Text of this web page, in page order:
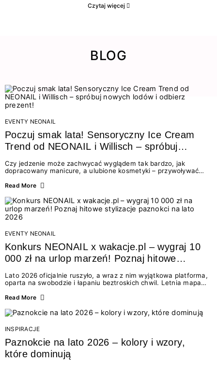
Czytaj więcej
BLOG
EVENTY NEONAIL
Poczuj smak lata! Sensoryczny Ice Cream
Trend od NEONAIL i Willisch – spróbuj
nowych lodów i odbierz prezent!
Czy jedzenie może zachwycać wyglądem tak bardzo, jak
dopracowany manicure, a ulubione kosmetyki – przywoływać
świata beauty i oszałamiających deserów to coś więcej niż
zmysłami: przez soczysty kolor, aksamitną teksturę,
orzeźwiający zapach i słodki akcent na podniebieniu. Tego lata
NEONAIL łączy siły z marką Willisch, tworząc unikalny projekt
na styku jedzenia i piękna....
Read More
EVENTY NEONAIL
Konkurs NEONAIL x wakacje.pl – wygraj 10
000 zł na urlop marzeń! Poznaj hitowe
Lato 2026 oficjalnie ruszyło, a wraz z nim wyjątkowa platforma,
oparta na swobodzie i łapaniu beztroskich chwil. Letnia mapa
doświadczenia wakacji – od spontanicznych wyjazdów, przez
Motywem przewodnim jest eksplorowanie i kolekcjonowanie
letnich momentów. Z tej okazji przygotowaliśmy coś absolutnie
wyjątkowego: wielki konkurs z wakacje.pl oraz dawkę
najgorętszych trendów w...
Read More
INSPIRACJE
Paznokcie na lato 2026 – kolory i wzory,
które dominują